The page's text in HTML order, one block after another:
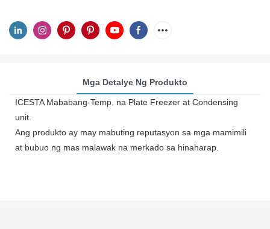
Mga Detalye Ng Produkto
ICESTA Mababang-Temp. na Plate Freezer at Condensing
unit.
Ang produkto ay may mabuting reputasyon sa mga mamimili
at bubuo ng mas malawak na merkado sa hinaharap.